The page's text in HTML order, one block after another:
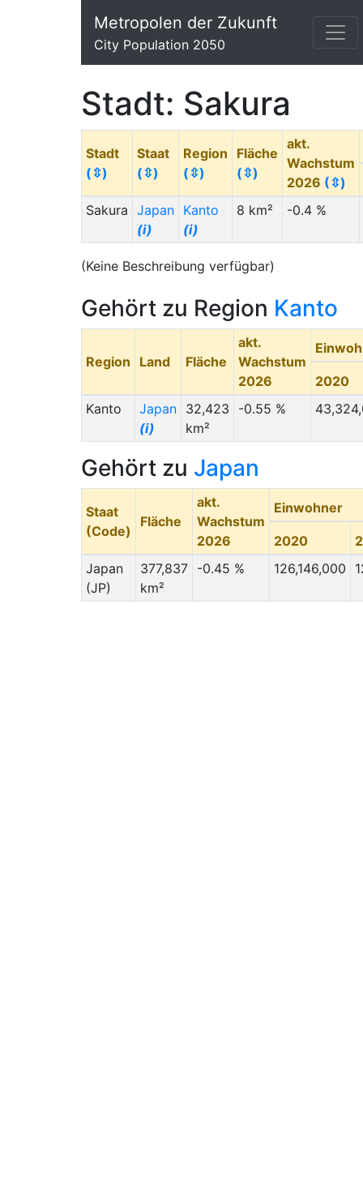
Metropolen der Zukunft
City Population 2050
Stadt: Sakura
Stadt
(⇳)
Staat
(⇳)
Region
(⇳)
Fläche
(⇳)
akt.
Wachstum
2026 (⇳)
Sakura Japan
(i)
Kanto
(i)
8 km² -0.4 %
(Keine Beschreibung verfügbar)
Gehört zu Region Kanto
Region Land Fläche
akt.
Wachstum
2026
2020
Kanto
Japan
(i)
32,423
km²
-0.55 %
Gehört zu Japan
Staat
(Code)
Fläche
akt.
Wachstum
2026
Einwohner
2020
Japan
(JP)
377,837
km²
-0.45 % 126,146,000